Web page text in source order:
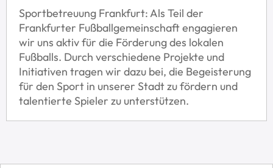
Sportbetreuung Frankfurt: Als Teil der
Frankfurter Fußballgemeinschaft engagieren
wir uns aktiv für die Förderung des lokalen
Fußballs. Durch verschiedene Projekte und
Initiativen tragen wir dazu bei, die Begeisterung
für den Sport in unserer Stadt zu fördern und
talentierte Spieler zu unterstützen.